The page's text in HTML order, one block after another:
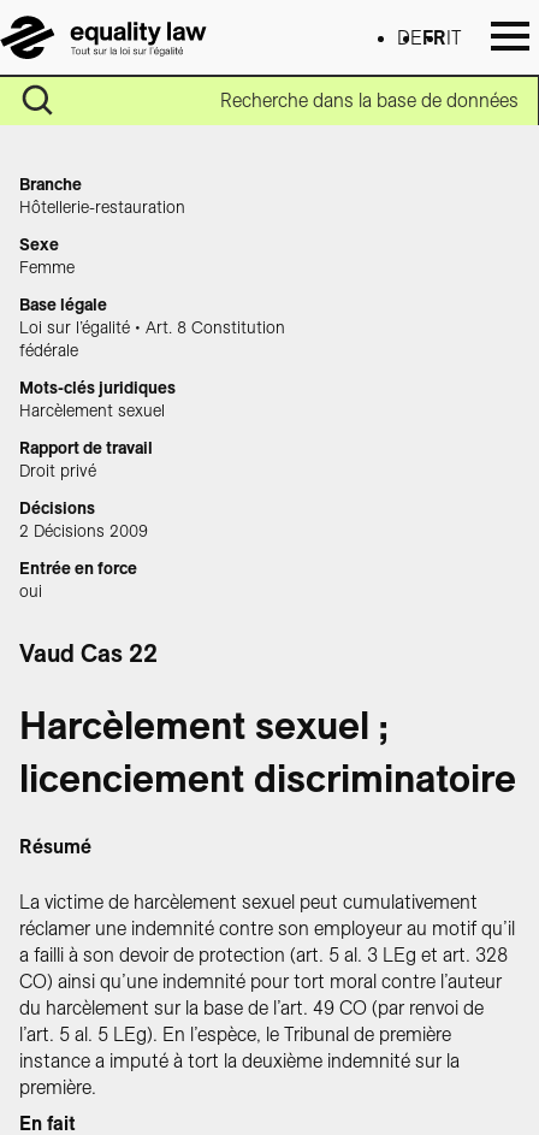
DE FR IT
Recherche dans la base de données
Branche
Hôtellerie-restauration
Sexe
Femme
Base légale
Loi sur l’égalité • Art. 8 Constitution
fédérale
Mots-clés juridiques
Harcèlement sexuel
Rapport de travail
Droit privé
Décisions
2 Décisions 2009
Entrée en force
oui
Vaud Cas 22
Harcèlement sexuel ;
licenciement discriminatoire
Résumé
La victime de harcèlement sexuel peut cumulativement
réclamer une indemnité contre son employeur au motif qu’il
a failli à son devoir de protection (art. 5 al. 3 LEg et art. 328
CO) ainsi qu’une indemnité pour tort moral contre l’auteur
du harcèlement sur la base de l’art. 49 CO (par renvoi de
l’art. 5 al. 5 LEg). En l’espèce, le Tribunal de première
instance a imputé à tort la deuxième indemnité sur la
première.
En fait